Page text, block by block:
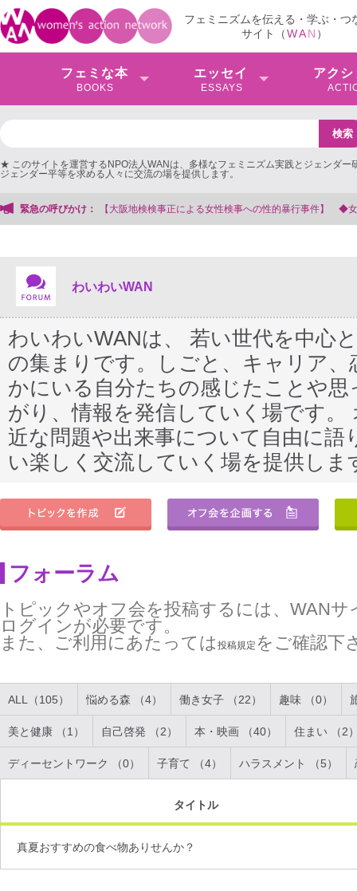
フェミニズムを伝える・学ぶ・つ
サイト（WAN ）
フェミな本
BOOKS
エッセイ
ESSAYS
アクシ
★ このサイトを運営するNPO法人WANは、多様なフェミニズム実践とジェンダー
ジェンダー平等を求める人々に交流の場を提供します。
緊急の呼びかけ：
よる女性検事への性的暴行事件】 ◆女性検事を支援する会事務局
わいわいWAN
わいわいWANは、 若い世代を中心
の集まりです。しごと、キャリア
かにいる自分たちの感じたことや
がり、情報を発信していく場です
近な問題や出来事について自由に
い楽しく交流していく場を提供しま
フォーラム
トピックやオフ会を投稿するには、WAN
ログインが必要です。
また、ご利用にあたっては 投稿規定 をご確認下
ALL（105） 悩める森 （4） 働き女子 （22） 趣味 （0）
美と健康 （1） 自己啓発 （2） 本・映画 （40） 住まい （2
ディーセントワーク （0） 子育て （4） ハラスメント （5）
タイトル
真夏おすすめの食べ物ありせんか？